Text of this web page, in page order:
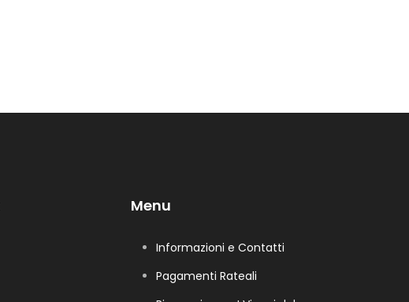
Menu
Informazioni e Contatti
Pagamenti Rateali